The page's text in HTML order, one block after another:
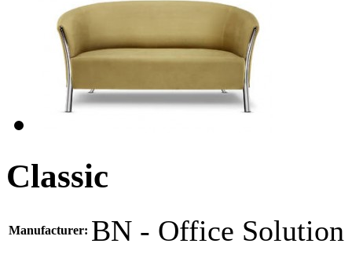
Classic
Manufacturer: BN - Office Solution